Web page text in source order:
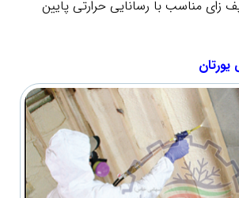
زاي مناسب با رسانايي حرارتي پايين